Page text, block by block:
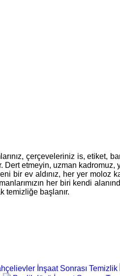
çerçeveleriniz is, etiket,
etmeyin, uzman
bir ev aldınız, her yer moloz
her biri kendi
temizliğe başlanır.
İnşaat Sonrası Temizlik